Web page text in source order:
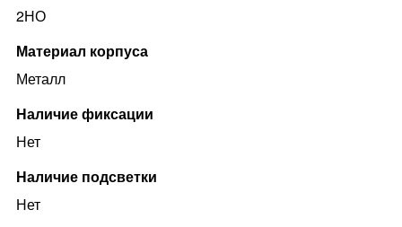
2НО
Материал корпуса
Металл
Наличие фиксации
Нет
Наличие подсветки
Нет